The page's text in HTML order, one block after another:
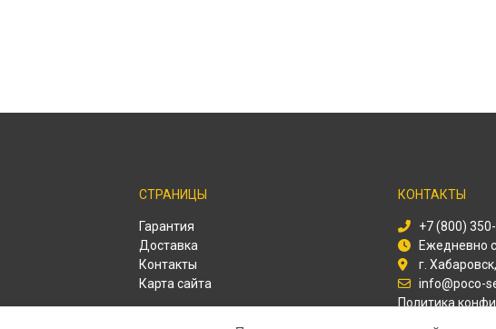
СТРАНИЦЫ
Гарантия
Доставка
Контакты
Карта сайта
КОНТАКТЫ
+7 (800)
Ежедневно
г.
info@poco-
Политика